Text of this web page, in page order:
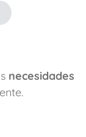
necesidades